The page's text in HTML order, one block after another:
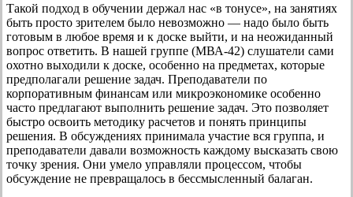
Такой подход в обучении держал нас «в тонусе», на занятиях
быть просто зрителем было невозможно — надо было быть
готовым в любое время и к доске выйти, и на неожиданный
вопрос ответить. В нашей группе (МВА-42) слушатели сами
охотно выходили к доске, особенно на предметах, которые
предполагали решение задач. Преподаватели по
корпоративным финансам или микроэкономике особенно
часто предлагают выполнить решение задач. Это позволяет
быстро освоить методику расчетов и понять принципы
решения. В обсуждениях принимала участие вся группа, и
преподаватели давали возможность каждому высказать свою
точку зрения. Они умело управляли процессом, чтобы
обсуждение не превращалось в бессмысленный балаган.